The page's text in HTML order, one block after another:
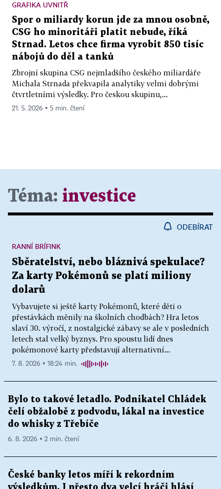
GRAFIKA UVNITŘ
Spor o miliardy korun jde za mnou osobně,
CSG ho minoritáři platit nebude, říká
Strnad. Letos chce firma vyrobit 850 tisíc
nábojů do děl a tanků
Zbrojní skupina CSG nejmladšího českého miliardáře
Michala Strnada překvapila analytiky velmi dobrými
čtvrtletními výsledky. Pro českou skupinu,...
21. 5. 2026 ▪ 5 min. čtení
Téma: investice
ODEBÍRAT
Sběratelství, nebo bláznivá spekulace?
Za karty Pokémonů se platí miliony
dolarů
Vybavujete si ještě karty Pokémonů, které děti o
přestávkách měnily na školních chodbách? Hra letos
slaví 30. výročí, z nostalgické zábavy se ale v posledních
letech stal velký byznys. Pro spoustu lidí dnes
pokémonové karty představují alternativní...
RANNÍ BRÍFINK
7. 8. 2026 ▪ 18:24 min.
Bylo to takové letadlo. Podnikatel Chládek
čelí obžalobě z podvodu, lákal na investice
do whisky z Třebíče
6. 8. 2026 ▪ 2 min. čtení
České banky letos míří k rekordním